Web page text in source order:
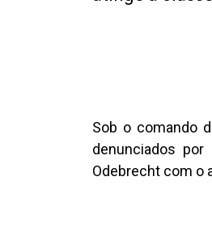
Sob o comando
denunciados
Odebrecht com o